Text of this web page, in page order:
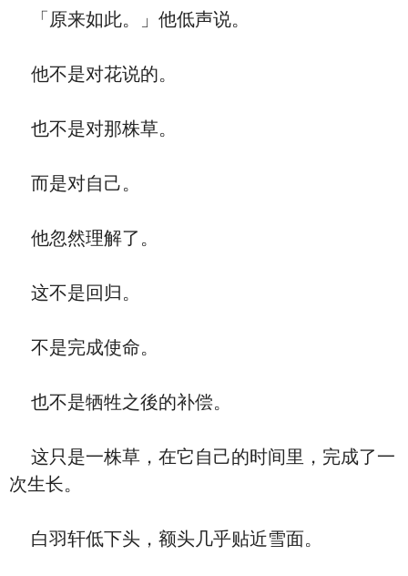
「原来如此。」他低声说。
他不是对花说的。
也不是对那株草。
而是对自己。
他忽然理解了。
这不是回归。
不是完成使命。
也不是牺牲之後的补偿。
这只是一株草，在它自己的时间里，完成了一
次生长。
白羽轩低下头，额头几乎贴近雪面。